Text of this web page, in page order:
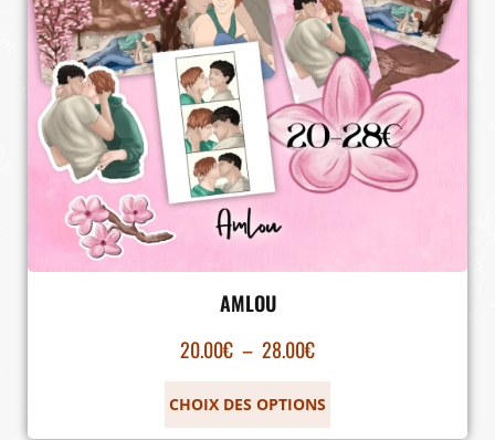
AMLOU
20.00€ – 28.00€
CHOIX DES OPTIONS